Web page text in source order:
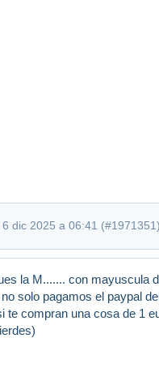
dic 2025 a 06:41 (#1971351)
la M....... con mayuscula
solo pagamos el paypal
te compran una cosa de 1